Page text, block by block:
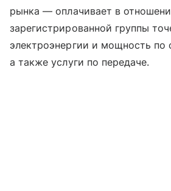
рынка — оплачивает в
зарегистрированной группы
электроэнергии и мощность
а также услуги по передаче.